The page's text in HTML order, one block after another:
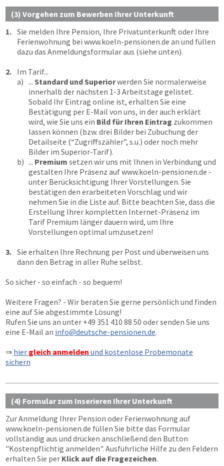
(3) Vorgehen zum Bewerben Ihrer Unterkunft
1. Sie melden Ihre Pension, Ihre Privatunterkunft oder Ihre
Ferienwohnung bei www.koeln-pensionen.de an und füllen
dazu das Anmeldungsformular aus (siehe unten).
2. Im Tarif...
a) ... Standard und Superiorwerden Sie normalerweise
innerhalb der nächsten 1-3 Arbeitstage gelistet.
Sobald Ihr Eintrag online ist, erhalten Sie eine
Bestätigung per E-Mail von uns, in der auch erklärt
wird, wie Sie uns ein Bild für Ihren Eintrag zukommen
lassen können (bzw. drei Bilder bei Zubuchung der
Detailseite (“Zugriffszähler”, s.u.) oder noch mehr
Bilder im Superior-Tarif).
b) ... Premium setzen wir uns mit Ihnen in Verbindung und
gestalten Ihre Präsenz aufwww.koeln-pensionen.de -
unter Berücksichtigung Ihrer Vorstellungen. Sie
bestätigen den erarbeiteten Vorschlag und wir
nehmen Sie in die Liste auf. Bitte beachten Sie, dass die
Erstellung Ihrer kompletten Internet-Präsenz im
Tarif Premium länger dauern wird, um Ihre
Vorstellungen optimal umzusetzen!
3. Sie erhalten Ihre Rechnung per Post und überweisen uns
dann den Betrag in aller Ruhe selbst.
So sicher - so einfach - so bequem!
Weitere Fragen? - Wir beraten Sie gerne persönlich und finden
eine auf Sie abgestimmte Lösung!
Rufen Sie uns an unter +49 351 410 88 50 oder senden Sie uns
eine E-Mail an info@deutsche-pensionen.de.
⇒ hier gleich anmelden und kostenlose Probemonate
sichern
(4) Formular zum Inserieren Ihrer Unterkunft
Zur Anmeldung Ihrer Pension oder Ferienwohnung auf
www.koeln-pensionen.de füllen Sie bitte das Formular
vollständig aus und drücken anschließend den Button
"Kostenpflichtig anmelden". Ausführliche Hilfe zu den Feldern
erhalten Sie per Klick auf die Fragezeichen.